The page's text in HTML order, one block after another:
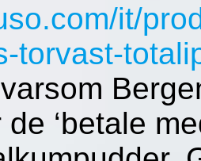
it/
torvast-
‘betale